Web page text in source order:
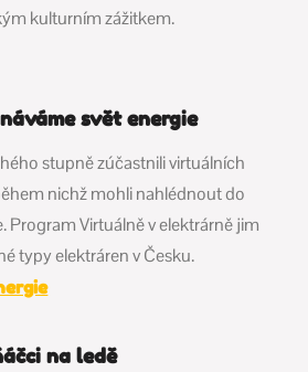
kulturním zážitkem.
svět energie
stupně zúčastnili virtuálních
nichž mohli nahlédnout do
Program Virtuálně v elektrárně jim
typy elektráren v Česku.
na ledě